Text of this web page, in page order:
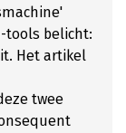
tools belicht:
Het artikel
twee